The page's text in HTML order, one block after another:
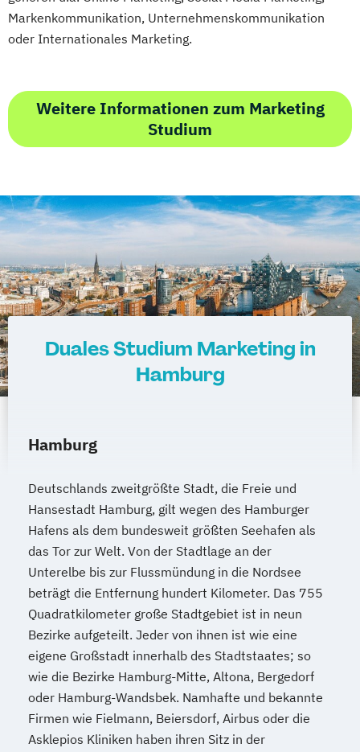
Markenkommunikation, Unternehmenskommunikation
oder Internationales Marketing.
Weitere Informationen zum Marketing
Studium
Duales Studium Marketing in
Hamburg
Hamburg
Deutschlands zweitgrößte Stadt, die Freie und
Hansestadt Hamburg, gilt wegen des Hamburger
Hafens als dem bundesweit größten Seehafen als
das Tor zur Welt. Von der Stadtlage an der
Unterelbe bis zur Flussmündung in die Nordsee
beträgt die Entfernung hundert Kilometer. Das 755
Quadratkilometer große Stadtgebiet ist in neun
Bezirke aufgeteilt. Jeder von ihnen ist wie eine
eigene Großstadt innerhalb des Stadtstaates; so
wie die Bezirke Hamburg-Mitte, Altona, Bergedorf
oder Hamburg-Wandsbek. Namhafte und bekannte
Firmen wie Fielmann, Beiersdorf, Airbus oder die
Asklepios Kliniken haben ihren Sitz in der